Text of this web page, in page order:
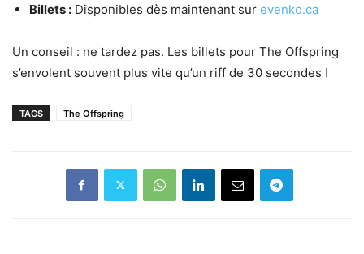
Billets : Disponibles dès maintenant sur evenko.ca
Un conseil : ne tardez pas. Les billets pour The Offspring
s’envolent souvent plus vite qu’un riff de 30 secondes !
TAGS The Offspring